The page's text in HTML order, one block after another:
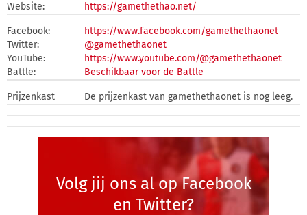
Website: https://gamethethao.net/
Facebook:
https://www.facebook.com/gamethethaonet
Twitter:
@gamethethaonet
YouTube:
https://www.youtube.com/@gamethethaonet
Battle:
Beschikbaar voor de Battle
Prijzenkast De prijzenkast van gamethethaonet is nog leeg.
Volg jij ons al op Facebook
en Twitter?